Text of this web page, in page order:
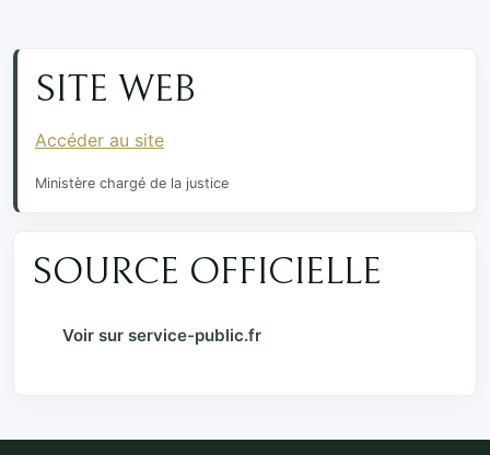
SITE WEB
Accéder au site
Ministère chargé de la justice
SOURCE OFFICIELLE
Voir sur service-public.fr